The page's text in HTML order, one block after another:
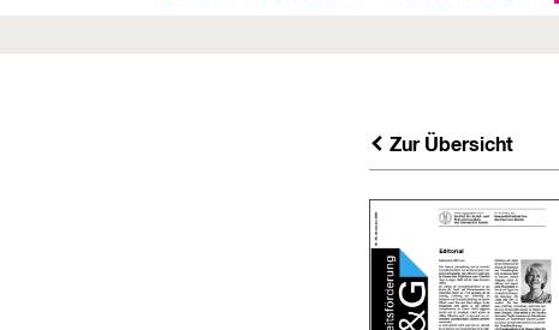
Zur Übersicht